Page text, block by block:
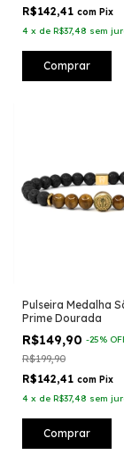
R$142,41 com Pix
4 x de R$37,48 sem
Comprar
Pulseira Medalha
Prime Dourada
R$149,90 -25%
R$199,90
R$142,41 com Pix
4 x de R$37,48 sem
Comprar